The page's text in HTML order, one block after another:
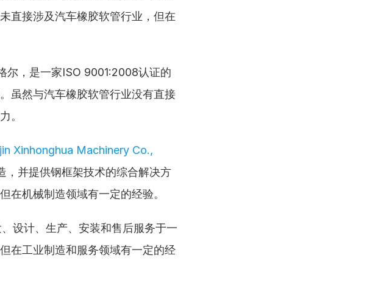
直接涉及汽车橡胶软管行业，但在
尔，是一家ISO 9001:2008认证的
虽然与汽车橡胶软管行业没有直接
。
Xinhonghua Machinery Co.,
，并提供钢框架技术的综合解决方
在机械制造领域有一定的经验。
设计、生产、安装和售后服务于一
在工业制造和服务领域有一定的经